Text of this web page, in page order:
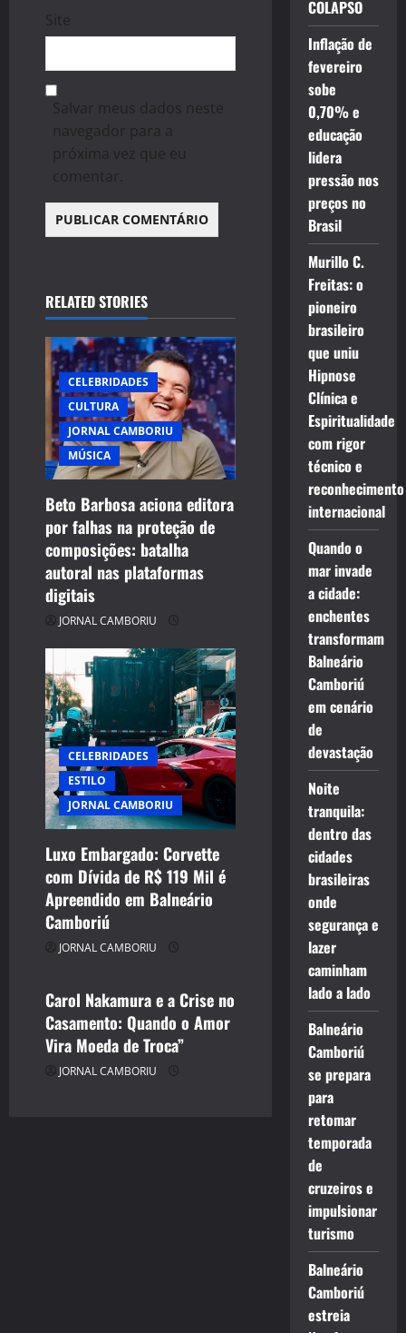
Site
Salvar meus dados neste
navegador para a
próxima vez que eu
comentar.
RELATED STORIES
CELEBRIDADES
CULTURA
JORNAL CAMBORIU
MÚSICA
Beto Barbosa aciona editora
por falhas na proteção de
composições: batalha
autoral nas plataformas
digitais
JORNAL CAMBORIU
CELEBRIDADES
ESTILO
JORNAL CAMBORIU
Luxo Embargado: Corvette
com Dívida de R$ 119 Mil é
Apreendido em Balneário
Camboriú
JORNAL CAMBORIU
CELEBRIDADES
CINEMA TEATRO TV INTERNET
ENTRETENIMENTO
JORNAL CAMBORIU
Carol Nakamura e a Crise no
Casamento: Quando o Amor
Vira Moeda de Troca”
JORNAL CAMBORIU
COLAPSO
Inflação de
fevereiro
sobe
0,70% e
educação
lidera
pressão nos
preços no
Brasil
Murillo C.
Freitas: o
pioneiro
brasileiro
que uniu
Hipnose
Clínica e
Espiritualidade
com rigor
técnico e
reconhecimento
internacional
Quando o
mar invade
a cidade:
enchentes
transformam
Balneário
Camboriú
em cenário
de
devastação
Noite
tranquila:
dentro das
cidades
brasileiras
onde
segurança e
lazer
caminham
lado a lado
Balneário
Camboriú
se prepara
para
retomar
temporada
de
cruzeiros e
impulsionar
turismo
Balneário
Camboriú
estreia